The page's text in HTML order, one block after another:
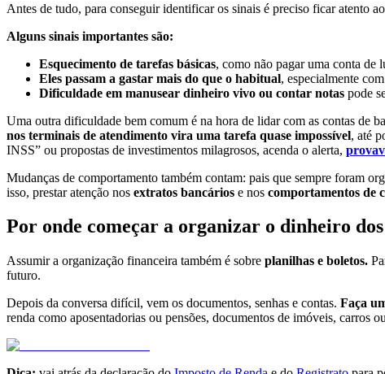
Antes de tudo, para conseguir identificar os sinais é preciso ficar atento
Alguns sinais importantes são:
Esquecimento de tarefas básicas, como não pagar uma conta de
Eles passam a gastar mais do que o habitual, especialmente
Dificuldade em manusear dinheiro vivo ou contar notas pode
Uma outra dificuldade bem comum é na hora de lidar com as contas de
nos terminais de atendimento vira uma tarefa quase impossível, até
INSS” ou propostas de investimentos milagrosos, acenda o alerta,
Mudanças de comportamento também contam: pais que sempre foram
isso, prestar atenção nos extratos bancários e nos comportamentos de
Por onde começar a organizar o dinheiro dos
Assumir a organização financeira também é sobre planilhas e boletos.
futuro.
Depois da conversa difícil, vem os documentos, senhas e contas. Faça
renda como aposentadorias ou pensões, documentos de imóveis, carros